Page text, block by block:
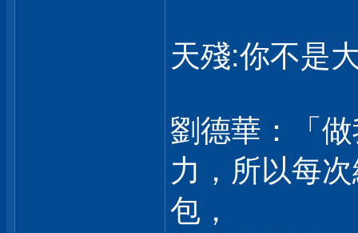
天殘:你不是
劉德華：「
力，所以每
包，